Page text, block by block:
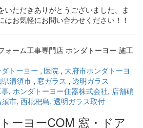
いただきありがとうございました。ま
はお気軽にお問い合わせください！！
ォーム工事専門店 ホンダトーヨー 施工
トーヨー , 医院 , 大府市ホンダトーヨ
清須市 , 窓ガラス , 透明ガラス
, ホンダトーヨー住器株式会社, 店舗硝
須市, 西枇杷島, 透明ガラス取付